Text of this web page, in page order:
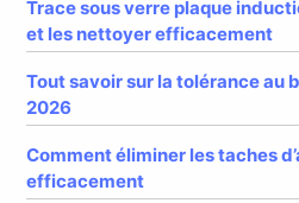
Trace sous verre plaque
et les nettoyer efficacement
Tout savoir sur la tolérance au
2026
Comment éliminer les taches
efficacement